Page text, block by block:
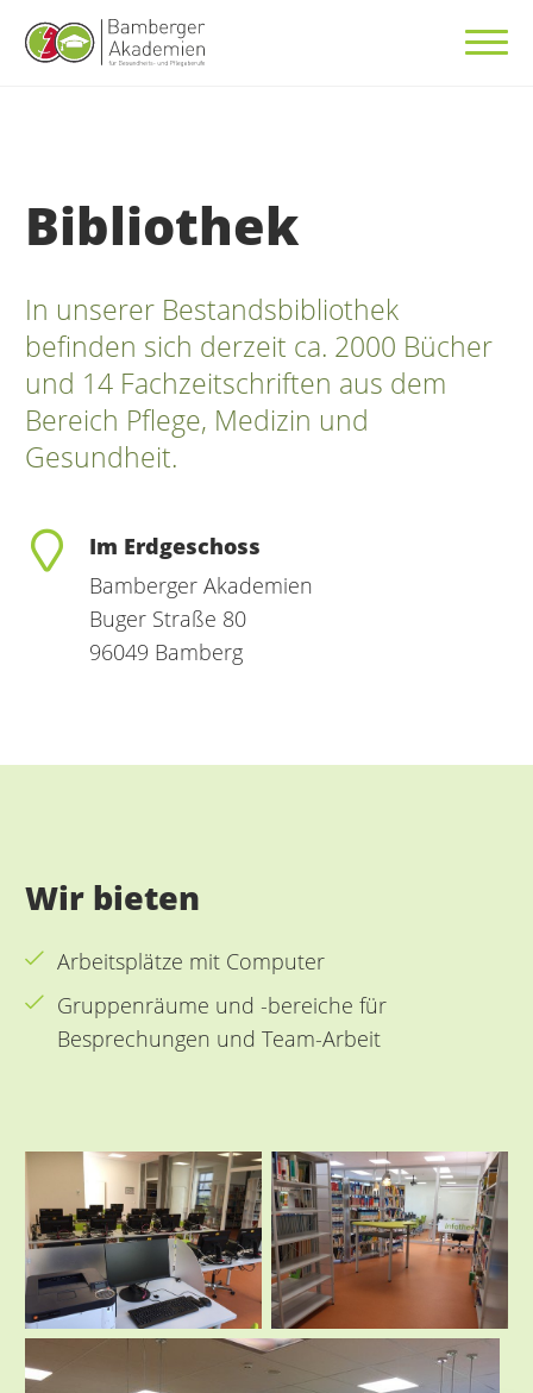
Bibliothek
In unserer Bestandsbibliothek
befinden sich derzeit ca. 2000 Bücher
und 14 Fachzeitschriften aus dem
Bereich Pflege, Medizin und
Gesundheit.
Im Erdgeschoss
Bamberger Akademien
Buger Straße 80
96049 Bamberg
Wir bieten
Arbeitsplätze mit Computer
Gruppenräume und -bereiche für
Besprechungen und Team-Arbeit